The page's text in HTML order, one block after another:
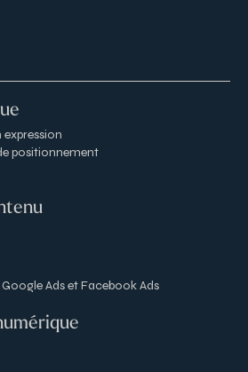
positionnement
Ads et Facebook Ads